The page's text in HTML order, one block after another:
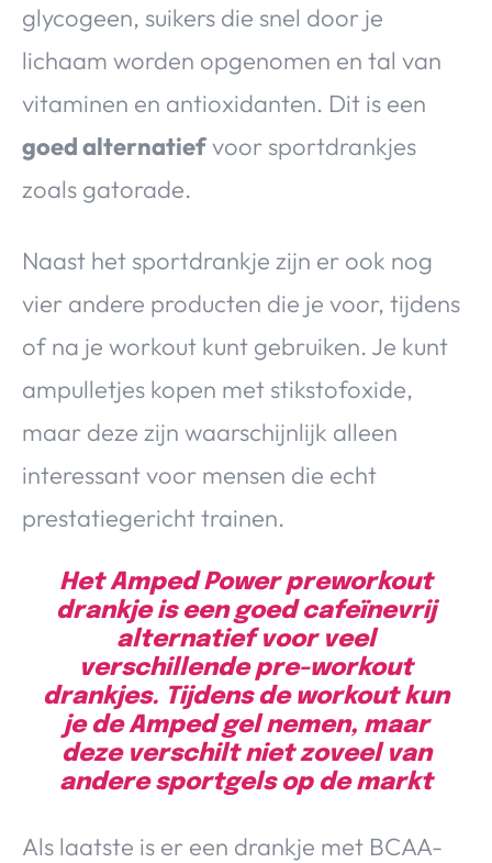
glycogeen, suikers die snel door je
lichaam worden opgenomen en tal van
vitaminen en antioxidanten. Dit is een
goed alternatiefvoor sportdrankjes
zoals gatorade.
Naast het sportdrankje zijn er ook nog
vier andere producten die je voor, tijdens
of na je workout kunt gebruiken. Je kunt
ampulletjes kopen met stikstofoxide,
maar deze zijn waarschijnlijk alleen
interessant voor mensen die echt
prestatiegericht trainen.
Het Amped Power preworkout
drankje is een goed cafeïnevrij
alternatief voor veel
verschillende pre-workout
drankjes. Tijdens de workout kun
je de Amped gel nemen, maar
deze verschilt niet zoveel van
andere sportgels op de markt
Als laatste is er een drankje met BCAA-